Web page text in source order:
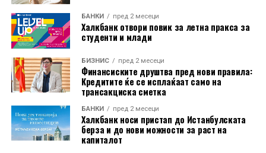
Во пакетот е вклучена и асистенција на пат за Европа
преку Халк Осигурување.
Дополнително, корисниците имаат бесплатно
електронско и мобилно банкарство, бесплатно СМС
информирање, како и можност за повлекување
готовина без надомест од сите банкомати во земјата.
Со овие поволности, Mastercard World Debit е
насочена кон корисници кои бараат дополнителни
БАНКИ пред 2 месеци
Халкбанк отвори повик за летна пракса за
студенти и млади
БИЗНИС пред 2 месеци
Финансиските друштва пред нови правила:
Кредитите ќе се исплаќаат само на
трансакциска сметка
БАНКИ пред 2 месеци
Халкбанк носи пристап до Истанбулската
берза и до нови можности за раст на
капиталот